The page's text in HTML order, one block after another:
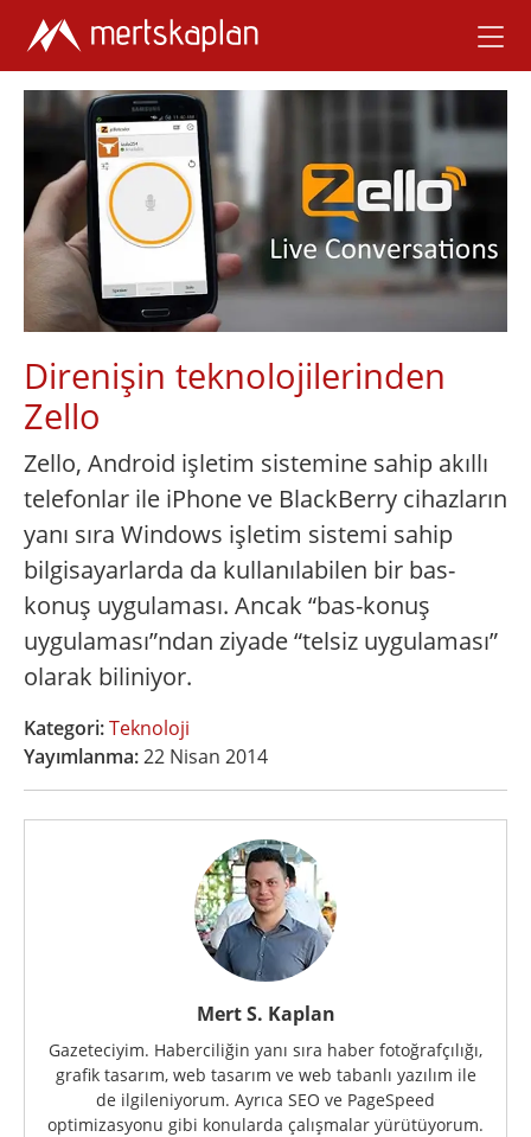
Direnişin teknolojilerinden
Zello
Zello, Android işletim sistemine sahip akıllı
telefonlar ile iPhone ve BlackBerry cihazların
yanı sıra Windows işletim sistemi sahip
bilgisayarlarda da kullanılabilen bir bas-
konuş uygulaması. Ancak “bas-konuş
uygulaması”ndan ziyade “telsiz uygulaması”
olarak biliniyor.
Kategori:Teknoloji
Yayımlanma:22 Nisan 2014
Mert S. Kaplan
Gazeteciyim. Haberciliğin yanı sıra haber fotoğrafçılığı,
grafik tasarım, web tasarım ve web tabanlı yazılım ile
de ilgileniyorum. Ayrıca SEO ve PageSpeed
optimizasyonu gibi konularda çalışmalar yürütüyorum.